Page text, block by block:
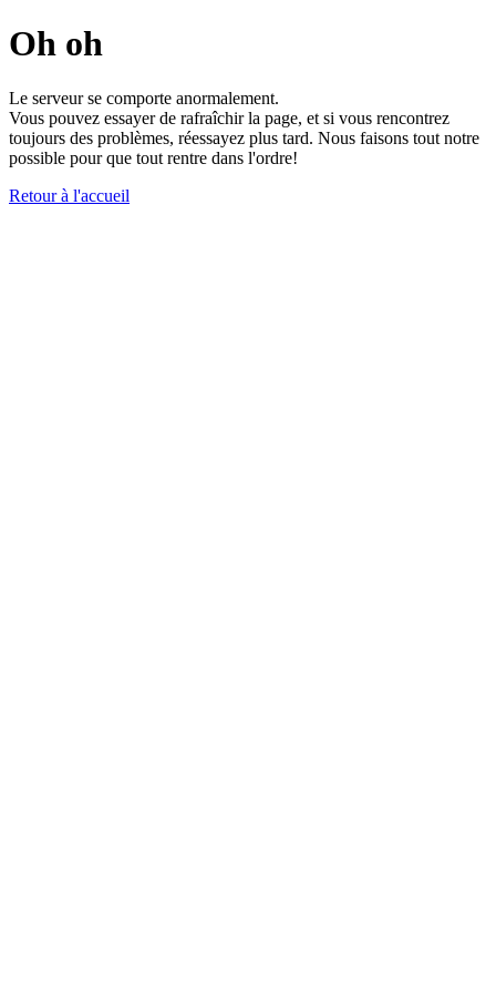
Oh oh
Le serveur se comporte anormalement.
Vous pouvez essayer de rafraîchir la page, et si vous rencontrez
toujours des problèmes, réessayez plus tard. Nous faisons tout notre
possible pour que tout rentre dans l'ordre!
Retour à l'accueil